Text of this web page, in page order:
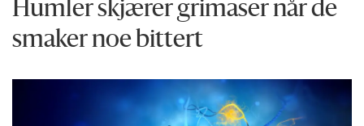
Humler skjærer grimaser når de
smaker noe bittert